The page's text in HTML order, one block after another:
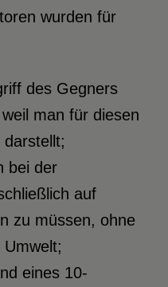
wurden für
des Gegners
man für diesen
darstellt;
bei der
auf
zu müssen, ohne
eines 10-